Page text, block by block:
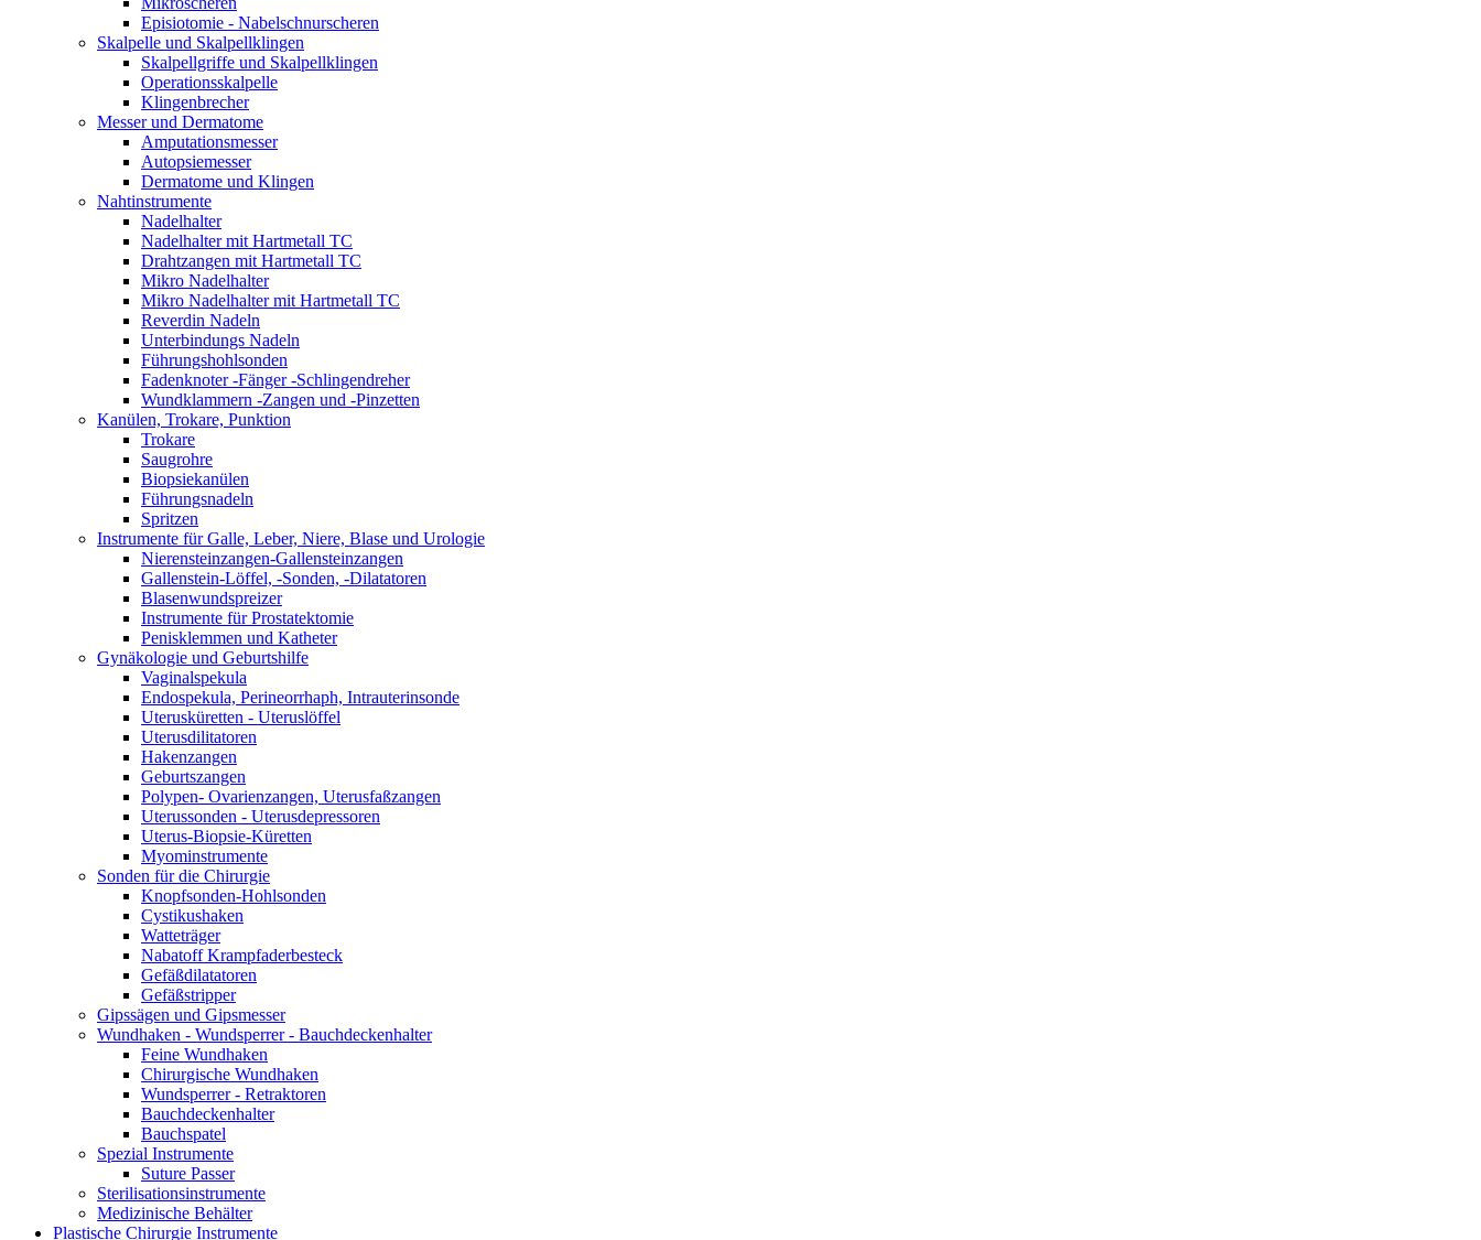
Episiotomie - Nabelschnurscheren
Skalpelle und Skalpellklingen
Skalpellgriffe und Skalpellklingen
Operationsskalpelle
Klingenbrecher
Messer und Dermatome
Amputationsmesser
Autopsiemesser
Dermatome und Klingen
Nahtinstrumente
Nadelhalter
Nadelhalter mit Hartmetall TC
Drahtzangen mit Hartmetall TC
Mikro Nadelhalter
Mikro Nadelhalter mit Hartmetall TC
Reverdin Nadeln
Unterbindungs Nadeln
Führungshohlsonden
Fadenknoter -Fänger -Schlingendreher
Wundklammern -Zangen und -Pinzetten
Kanülen, Trokare, Punktion
Trokare
Saugrohre
Biopsiekanülen
Führungsnadeln
Spritzen
Instrumente für Galle, Leber, Niere, Blase und Urologie
Nierensteinzangen-Gallensteinzangen
Gallenstein-Löffel, -Sonden, -Dilatatoren
Blasenwundspreizer
Instrumente für Prostatektomie
Penisklemmen und Katheter
Gynäkologie und Geburtshilfe
Vaginalspekula
Endospekula, Perineorrhaph, Intrauterinsonde
Uterusküretten - Uteruslöffel
Uterusdilitatoren
Hakenzangen
Geburtszangen
Polypen- Ovarienzangen, Uterusfaßzangen
Uterussonden - Uterusdepressoren
Uterus-Biopsie-Küretten
Myominstrumente
Sonden für die Chirurgie
Knopfsonden-Hohlsonden
Cystikushaken
Watteträger
Nabatoff Krampfaderbesteck
Gefäßdilatatoren
Gefäßstripper
Gipssägen und Gipsmesser
Wundhaken - Wundsperrer - Bauchdeckenhalter
Feine Wundhaken
Chirurgische Wundhaken
Wundsperrer - Retraktoren
Bauchdeckenhalter
Bauchspatel
Spezial Instrumente
Suture Passer
Sterilisationsinstrumente
Medizinische Behälter
Plastische Chirurgie Instrumente